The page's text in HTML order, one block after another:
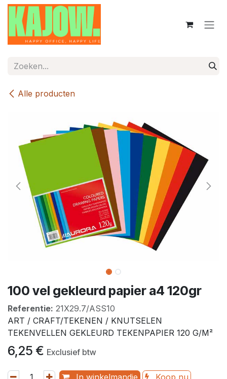
Overslaan naar inhoud
Alle producten
100 vel gekleurd papier a4 120gr
Referentie: 21X29.7/ASS10
ART / CRAFT/TEKENEN / KNUTSELEN
TEKENVELLEN GEKLEURD TEKENPAPIER 120 G/M²
6,25 € Exclusief btw
In winkelmandje
Koop nu